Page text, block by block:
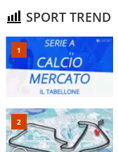
SPORT TREND